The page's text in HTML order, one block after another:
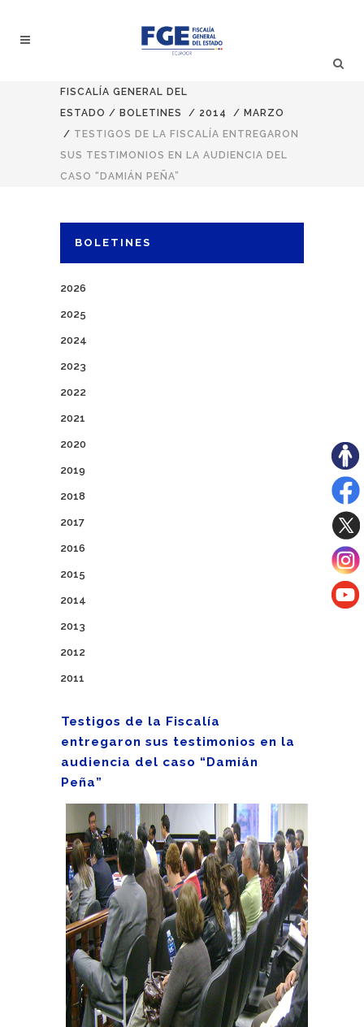
FISCALÍA GENERAL DEL
ESTADO / BOLETINES / 2014 / MARZO
/ TESTIGOS DE LA FISCALÍA ENTREGARON
SUS TESTIMONIOS EN LA AUDIENCIA DEL
CASO “DAMIÁN PEÑA”
BOLETINES
2026
2025
2024
2023
2022
2021
2020
2019
2018
2017
2016
2015
2014
2013
2012
2011
Testigos de la Fiscalía
entregaron sus testimonios en la
audiencia del caso “Damián
Peña”